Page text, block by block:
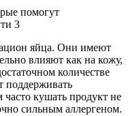
яйца. Они имеют
влияют как на кожу,
количестве
поддерживать
кушать продукт не
сильным аллергеном.